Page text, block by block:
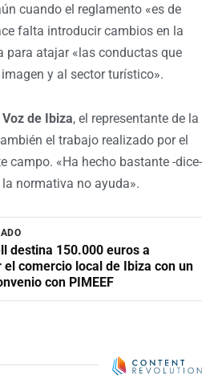
cuando el reglamento «es de
falta introducir cambios en la
para atajar «las conductas que
y al sector turístico».
Voz de Ibiza, el representante de la
el trabajo realizado por el
campo. «Ha hecho bastante -dice-
normativa no ayuda».
destina 150.000 euros a
el comercio local de Ibiza con un
con PIMEEF